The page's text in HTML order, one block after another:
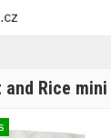
Rice